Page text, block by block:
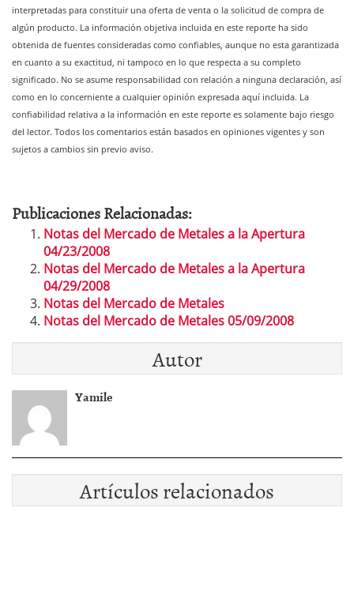
interpretadas para constituir una oferta de venta o la solicitud de compra de
algún producto. La información objetiva incluida en este reporte ha sido
obtenida de fuentes consideradas como confiables, aunque no esta garantizada
en cuanto a su exactitud, ni tampoco en lo que respecta a su completo
significado. No se asume responsabilidad con relación a ninguna declaración, así
como en lo concerniente a cualquier opinión expresada aquí incluida. La
confiabilidad relativa a la información en este reporte es solamente bajo riesgo
del lector. Todos los comentarios están basados en opiniones vigentes y son
sujetos a cambios sin previo aviso.
Publicaciones Relacionadas:
Notas del Mercado de Metales a la Apertura
04/23/2008
Notas del Mercado de Metales a la Apertura
04/29/2008
Notas del Mercado de Metales
Notas del Mercado de Metales 05/09/2008
Autor
Yamile
Artículos relacionados